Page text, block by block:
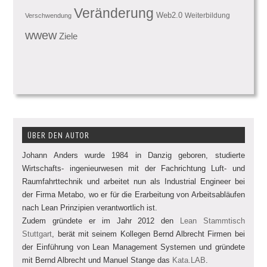
Verschwendung Veränderung Web2.0 Weiterbildung
wwew Ziele
ÜBER DEN AUTOR
Johann Anders wurde 1984 in Danzig geboren, studierte
Wirtschafts- ingenieurwesen mit der Fachrichtung Luft- und
Raumfahrttechnik und arbeitet nun als Industrial Engineer bei
der Firma Metabo, wo er für die Erarbeitung von Arbeitsabläufen
nach Lean Prinzipien verantwortlich ist.
Zudem gründete er im Jahr 2012 den Lean Stammtisch
Stuttgart , berät mit seinem Kollegen Bernd Albrecht Firmen bei
der Einführung von Lean Management Systemen und gründete
mit Bernd Albrecht und Manuel Stange das Kata.LAB